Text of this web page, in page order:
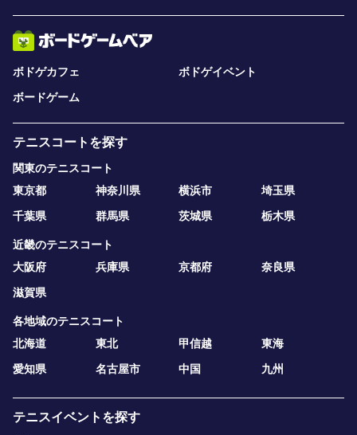
ボドゲカフェ
ボドゲイベント
ボードゲーム
テニスコートを探す
関東のテニスコート
東京都
神奈川県 横浜市
埼玉県
千葉県
群馬県 茨城県 栃木県
近畿のテニスコート
大阪府
兵庫県 京都府
奈良県
滋賀県
各地域のテニスコート
北海道
東北 甲信越
東海
愛知県
名古屋市 中国 九州
テニスイベントを探す